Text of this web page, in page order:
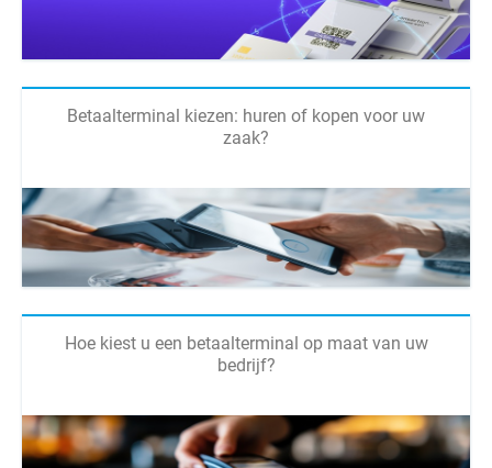
Betaalterminal kiezen: huren of kopen voor uw
zaak?
Hoe kiest u een betaalterminal op maat van uw
bedrijf?